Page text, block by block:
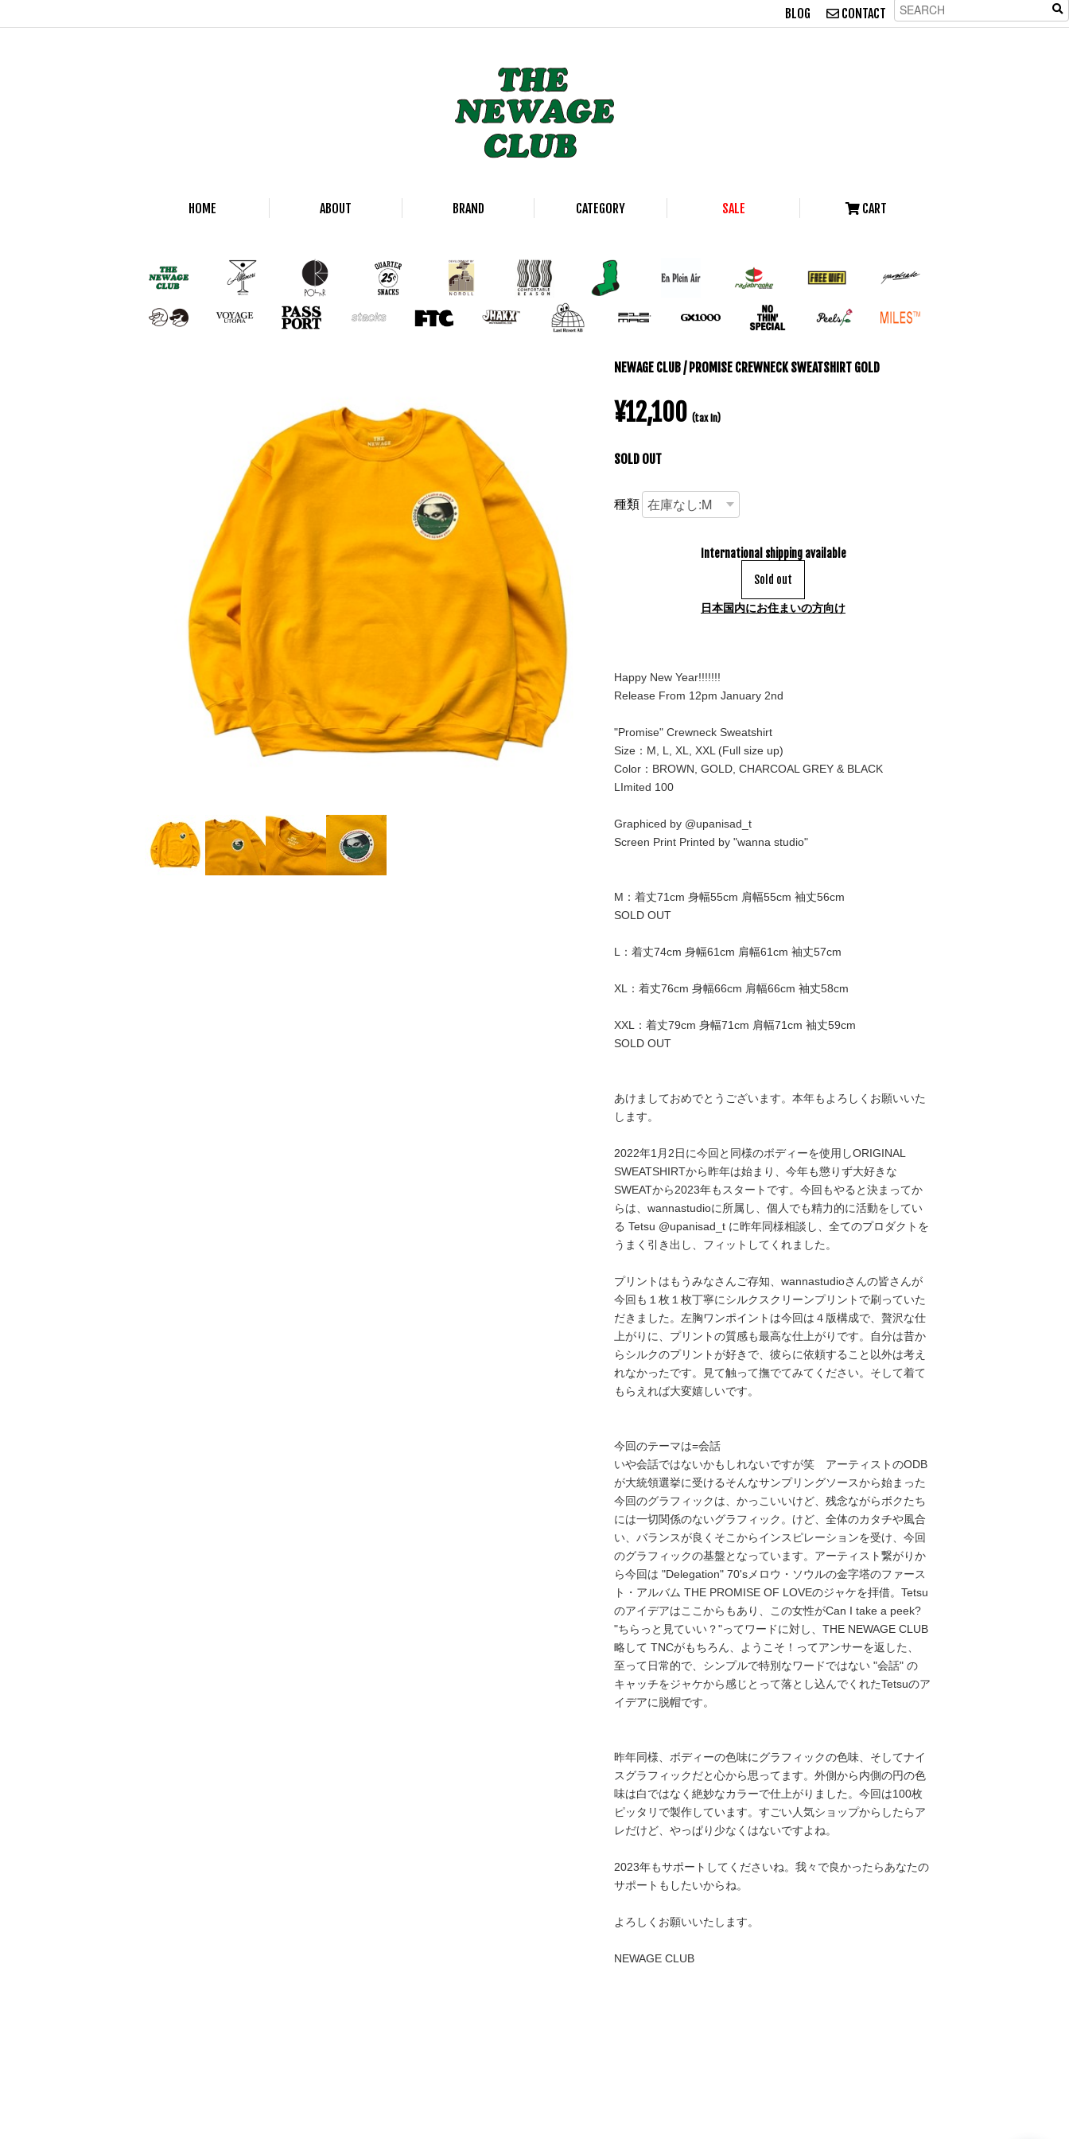
BLOG CONTACT
HOME ABOUT BRAND CATEGORY SALE CART
NEWAGE CLUB / PROMISE CREWNECK SWEATSHIRT GOLD
¥12,100 (tax in)
SOLD OUT
種類
International shipping available
Sold out
日本国内にお住まいの方向け
Happy New Year!!!!!!!
Release From 12pm January 2nd
"Promise" Crewneck Sweatshirt
Size：M, L, XL, XXL (Full size up)
Color：BROWN, GOLD, CHARCOAL GREY & BLACK
LImited 100
Graphiced by @upanisad_t
Screen Print Printed by "wanna studio"
M：着丈71cm 身幅55cm 肩幅55cm 袖丈56cm
SOLD OUT
L：着丈74cm 身幅61cm 肩幅61cm 袖丈57cm
XL：着丈76cm 身幅66cm 肩幅66cm 袖丈58cm
XXL：着丈79cm 身幅71cm 肩幅71cm 袖丈59cm
SOLD OUT
あけましておめでとうございます。本年もよろしくお願いいた
します。
2022年1月2日に今回と同様のボディーを使用しORIGINAL
SWEATSHIRTから昨年は始まり、今年も懲りず大好きな
SWEATから2023年もスタートです。今回もやると決まってか
らは、wannastudioに所属し、個人でも精力的に活動をしてい
る Tetsu @upanisad_t に昨年同様相談し、全てのプロダクトを
うまく引き出し、フィットしてくれました。
プリントはもうみなさんご存知、wannastudioさんの皆さんが
今回も１枚１枚丁寧にシルクスクリーンプリントで刷っていた
だきました。左胸ワンポイントは今回は４版構成で、贅沢な仕
上がりに、プリントの質感も最高な仕上がりです。自分は昔か
らシルクのプリントが好きで、彼らに依頼すること以外は考え
れなかったです。見て触って撫でてみてください。そして着て
もらえれば大変嬉しいです。
今回のテーマは=会話
いや会話ではないかもしれないですが笑 アーティストのODB
が大統領選挙に受けるそんなサンプリングソースから始まった
今回のグラフィックは、かっこいいけど、残念ながらボクたち
には一切関係のないグラフィック。けど、全体のカタチや風合
い、バランスが良くそこからインスピレーションを受け、今回
のグラフィックの基盤となっています。アーティスト繋がりか
ら今回は "Delegation" 70'sメロウ・ソウルの金字塔のファース
ト・アルバム THE PROMISE OF LOVEのジャケを拝借。Tetsu
のアイデアはここからもあり、この女性がCan I take a peek?
"ちらっと見ていい？"ってワードに対し、THE NEWAGE CLUB
略して TNCがもちろん、ようこそ！ってアンサーを返した、
至って日常的で、シンプルで特別なワードではない "会話" の
キャッチをジャケから感じとって落とし込んでくれたTetsuのア
イデアに脱帽です。
昨年同様、ボディーの色味にグラフィックの色味、そしてナイ
スグラフィックだと心から思ってます。外側から内側の円の色
味は白ではなく絶妙なカラーで仕上がりました。今回は100枚
ピッタリで製作しています。すごい人気ショップからしたらア
レだけど、やっぱり少なくはないですよね。
2023年もサポートしてくださいね。我々で良かったらあなたの
サポートもしたいからね。
よろしくお願いいたします。
NEWAGE CLUB